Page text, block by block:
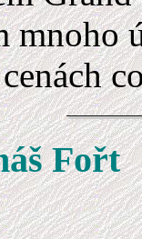
mnoho